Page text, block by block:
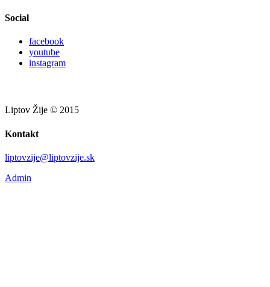
Social
facebook
youtube
instagram
Liptov Žije © 2015
Kontakt
liptovzije@liptovzije.sk
Admin